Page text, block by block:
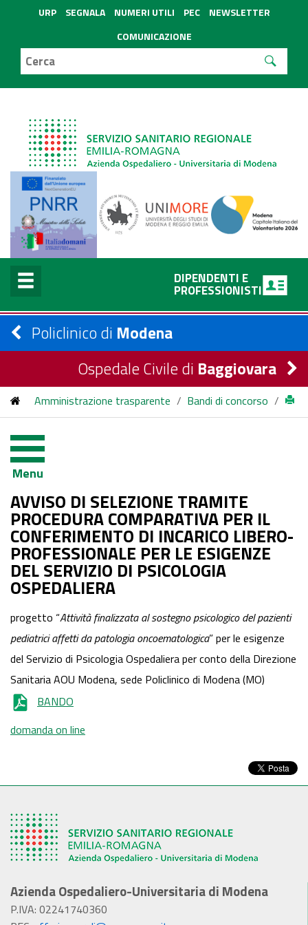
URP SEGNALA NUMERI UTILI PEC
NEWSLETTER
COMUNICAZIONE
DIPENDENTI E
PROFESSIONISTI
Policlinico di Modena
Ospedale Civile di Baggiovara
Amministrazione trasparente / Bandi di concorso /
AVVISO DI SELEZIONE TRAMITE PROCEDURA
COMPARATIVA PER IL CONFERIMENTO DI INCARICO
LIBERO-PROFESSIONALE PER LE ESIGENZE DEL SERVIZIO
DI PSICOLOGIA OSPEDALIERA
Menu
AVVISO DI SELEZIONE TRAMITE
PROCEDURA COMPARATIVA PER IL
CONFERIMENTO DI INCARICO LIBERO-
PROFESSIONALE PER LE ESIGENZE
DEL SERVIZIO DI PSICOLOGIA
OSPEDALIERA
progetto “Attività finalizzata al sostegno psicologico del pazienti
pediatrici affetti da patologia oncoematologica” per le esigenze
del Servizio di Psicologia Ospedaliera per conto della Direzione
Sanitaria AOU Modena, sede Policlinico di Modena (MO)
BANDO
domanda on line
Azienda Ospedaliero-Universitaria di Modena
P.IVA: 02241740360